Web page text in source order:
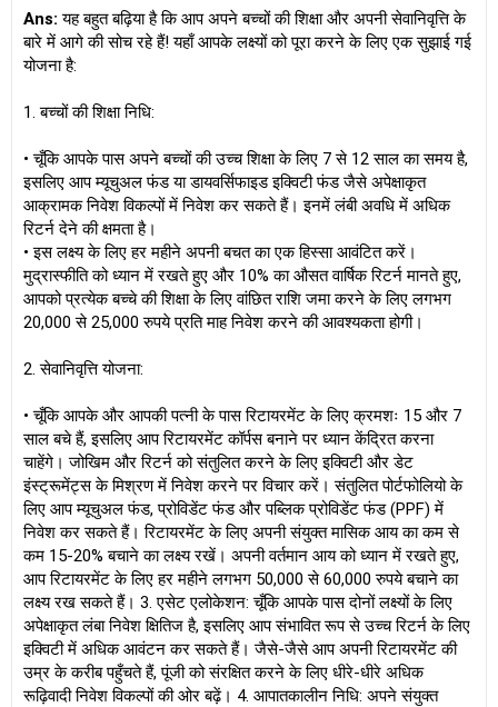
Ans: यह बहुत बढ़िया है कि आप अपने बच्चों की शिक्षा और अपनी सेवानिवृत्ति के
बारे में आगे की सोच रहे हैं! यहाँ आपके लक्ष्यों को पूरा करने के लिए एक सुझाई गई
योजना है:
1. बच्चों की शिक्षा निधि:
• चूँकि आपके पास अपने बच्चों की उच्च शिक्षा के लिए 7 से 12 साल का समय है,
इसलिए आप म्यूचुअल फंड या डायवर्सिफाइड इक्विटी फंड जैसे अपेक्षाकृत
आक्रामक निवेश विकल्पों में निवेश कर सकते हैं। इनमें लंबी अवधि में अधिक
रिटर्न देने की क्षमता है।
• इस लक्ष्य के लिए हर महीने अपनी बचत का एक हिस्सा आवंटित करें।
मुद्रास्फीति को ध्यान में रखते हुए और 10% का औसत वार्षिक रिटर्न मानते हुए,
आपको प्रत्येक बच्चे की शिक्षा के लिए वांछित राशि जमा करने के लिए लगभग
20,000 से 25,000 रुपये प्रति माह निवेश करने की आवश्यकता होगी।
2. सेवानिवृत्ति योजना:
• चूँकि आपके और आपकी पत्नी के पास रिटायरमेंट के लिए क्रमशः 15 और 7
साल बचे हैं, इसलिए आप रिटायरमेंट कॉर्पस बनाने पर ध्यान केंद्रित करना
चाहेंगे। जोखिम और रिटर्न को संतुलित करने के लिए इक्विटी और डेट
इंस्ट्रूमेंट्स के मिश्रण में निवेश करने पर विचार करें। संतुलित पोर्टफोलियो के
लिए आप म्यूचुअल फंड, प्रोविडेंट फंड और पब्लिक प्रोविडेंट फंड (PPF) में
निवेश कर सकते हैं। रिटायरमेंट के लिए अपनी संयुक्त मासिक आय का कम से
कम 15-20% बचाने का लक्ष्य रखें। अपनी वर्तमान आय को ध्यान में रखते हुए,
आप रिटायरमेंट के लिए हर महीने लगभग 50,000 से 60,000 रुपये बचाने का
लक्ष्य रख सकते हैं। 3. एसेट एलोकेशन: चूँकि आपके पास दोनों लक्ष्यों के लिए
अपेक्षाकृत लंबा निवेश क्षितिज है, इसलिए आप संभावित रूप से उच्च रिटर्न के लिए
इक्विटी में अधिक आवंटन कर सकते हैं। जैसे-जैसे आप अपनी रिटायरमेंट की
उम्र के करीब पहुँचते हैं, पूंजी को संरक्षित करने के लिए धीरे-धीरे अधिक
रूढ़िवादी निवेश विकल्पों की ओर बढ़ें। 4. आपातकालीन निधि: अपने संयुक्त